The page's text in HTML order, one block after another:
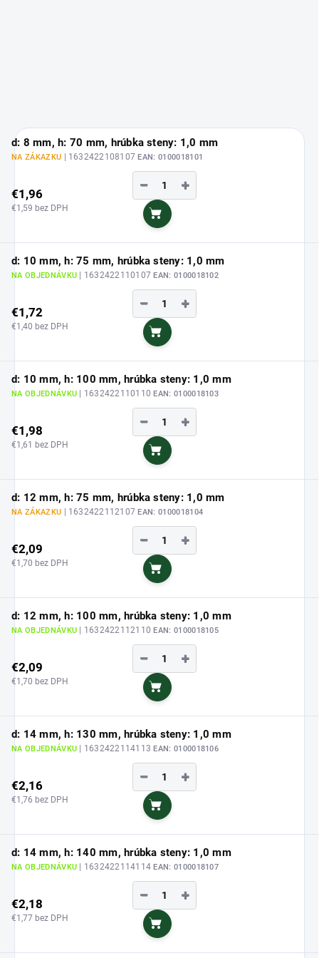
d: 8 mm, h: 70 mm, hrúbka steny: 1,0 mm
NA ZÁKAZKU | 1632422108107EAN: 0100018101
€1,96
€1,59 bez DPH
+
−
Do košíka
d: 10 mm, h: 75 mm, hrúbka steny: 1,0 mm
NA OBJEDNÁVKU | 1632422110107EAN: 0100018102
€1,72
€1,40 bez DPH
+
−
Do košíka
d: 10 mm, h: 100 mm, hrúbka steny: 1,0 mm
NA OBJEDNÁVKU | 1632422110110EAN: 0100018103
€1,98
€1,61 bez DPH
+
−
Do košíka
d: 12 mm, h: 75 mm, hrúbka steny: 1,0 mm
NA ZÁKAZKU | 1632422112107EAN: 0100018104
€2,09
€1,70 bez DPH
+
−
Do košíka
d: 12 mm, h: 100 mm, hrúbka steny: 1,0 mm
NA OBJEDNÁVKU | 1632422112110EAN: 0100018105
€2,09
€1,70 bez DPH
+
−
Do košíka
d: 14 mm, h: 130 mm, hrúbka steny: 1,0 mm
NA OBJEDNÁVKU | 1632422114113EAN: 0100018106
€2,16
€1,76 bez DPH
+
−
Do košíka
d: 14 mm, h: 140 mm, hrúbka steny: 1,0 mm
NA OBJEDNÁVKU | 1632422114114EAN: 0100018107
€2,18
€1,77 bez DPH
+
−
Do košíka